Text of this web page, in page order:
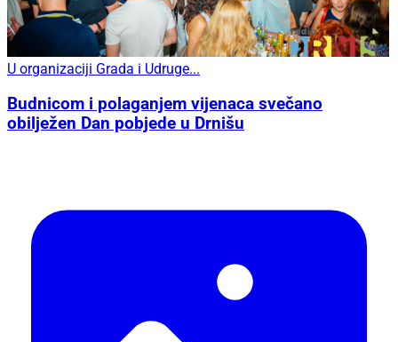
U organizaciji Grada i Udruge...
Budnicom i polaganjem vijenaca svečano
obilježen Dan pobjede u Drnišu